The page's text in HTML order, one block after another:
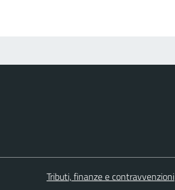
Tributi, finanze e contravvenzioni